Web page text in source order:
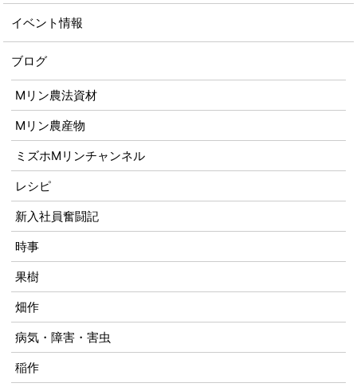
イベント情報
ブログ
Mリン農法資材
Mリン農産物
ミズホMリンチャンネル
レシピ
新入社員奮闘記
時事
果樹
畑作
病気・障害・害虫
稲作